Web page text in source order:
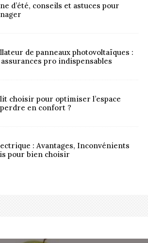
d’été, conseils et astuces pour
de panneaux photovoltaïques :
pro indispensables
choisir pour optimiser l’espace
en confort ?
: Avantages, Inconvénients
pour bien choisir